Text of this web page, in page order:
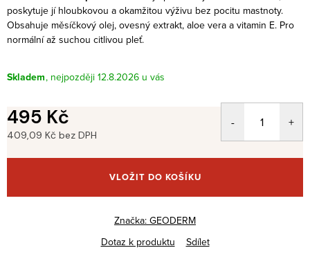
poskytuje jí hloubkovou a okamžitou výživu bez pocitu mastnoty.
Obsahuje měsíčkový olej, ovesný extrakt, aloe vera a vitamin E. Pro
normální až suchou citlivou pleť.
Skladem 12.8.2026
495 Kč
409,09 Kč bez DPH
cena:
VLOŽIT DO KOŠÍKU
Značka: GEODERM
Dotaz k produktu
Sdílet